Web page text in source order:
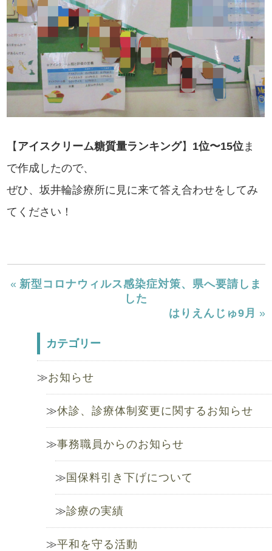
【 アイスクリーム糖質量ランキング】 1位〜15位ま
で作成したので、
ぜひ、坂井輪診療所に見に来て答え合わせをしてみ
てください！
« 新型コロナウィルス感染症対策、県へ要請しま
した
はりえんじゅ9月 »
カテゴリー
お知らせ
休診、診療体制変更に関するお知らせ
事務職員からのお知らせ
国保料引き下げについて
診療の実績
平和を守る活動